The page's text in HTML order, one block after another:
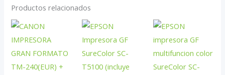
Productos relacionados